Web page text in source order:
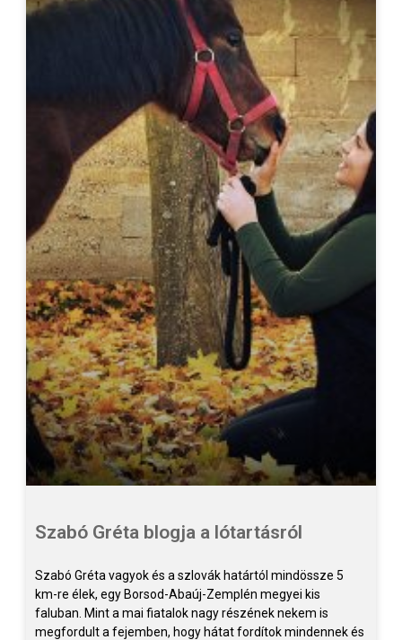
Szabó Gréta blogja a lótartásról
Szabó Gréta vagyok és a szlovák határtól mindössze 5
km-re élek, egy Borsod-Abaúj-Zemplén megyei kis
faluban. Mint a mai fiatalok nagy részének nekem is
megfordult a fejemben, hogy hátat fordítok mindennek és